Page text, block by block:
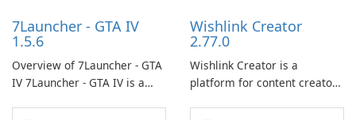
7Launcher - GTA IV
1.5.6
Overview of 7Launcher - GTA
IV 7Launcher - GTA IV is a
Wishlink Creator
2.77.0
Wishlink Creator is a
platform for content creators